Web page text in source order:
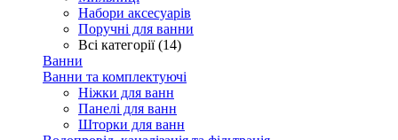
Набори аксесуарів
Поручні для ванни
Всі категорії (14)
Ванни
Ванни та комплектуючі
Ніжки для ванн
Панелі для ванн
Шторки для ванн